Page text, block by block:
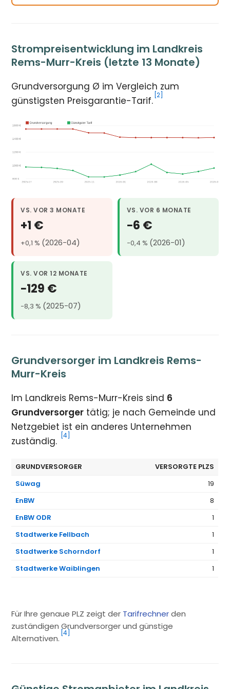
Strompreisentwicklung im Landkreis
Rems-Murr-Kreis (letzte 13 Monate)
Grundversorgung Ø im Vergleich zum
günstigsten Preisgarantie-Tarif. [2]
VS. VOR 3 MONATE
+1 €
+0,1 % (2026-04)
VS. VOR 6 MONATE
−6 €
−0,4 % (2026-01)
VS. VOR 12 MONATE
−129 €
−8,3 % (2025-07)
Grundversorger im Landkreis Rems-
Murr-Kreis
Im Landkreis Rems-Murr-Kreis sind 6
Grundversorger tätig; je nach Gemeinde und
Netzgebiet ist ein anderes Unternehmen
zuständig.
[4]
GRUNDVERSORGER
VERSORGTE PLZS
Süwag
19
EnBW
8
EnBW ODR
1
Stadtwerke Fellbach
1
Stadtwerke Schorndorf
1
Stadtwerke Waiblingen
1
Für Ihre genaue PLZ zeigt der Tarifrechnerden
zuständigen Grundversorger und günstige
Alternativen.
[4]